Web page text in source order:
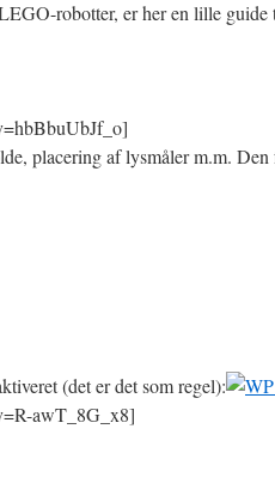
robotter, er her en lille guide
placering af lysmåler m.m. Den
(det er det som regel):
awT_8G_x8]